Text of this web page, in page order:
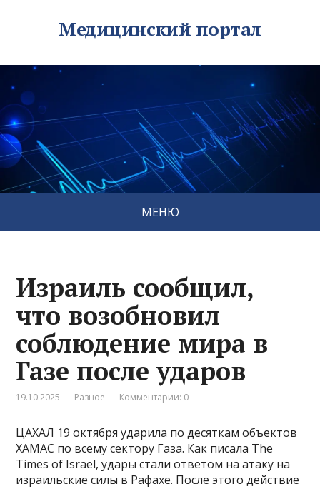
Медицинский портал
МЕНЮ
Израиль сообщил,
что возобновил
соблюдение мира в
Газе после ударов
19.10.2025 Разное Комментарии: 0
ЦАХАЛ 19 октября ударила по десяткам объектов
ХАМАС по всему сектору Газа. Как писала The
Times of Israel, удары стали ответом на атаку на
израильские силы в Рафахе. После этого действие